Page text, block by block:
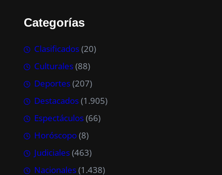
Categorías
Clasificados(20)
Culturales(88)
Deportes(207)
Destacados(1.905)
Espectáculos(66)
Horóscopo(8)
Judiciales(463)
Nacionales(1.438)